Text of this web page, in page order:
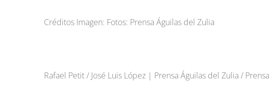
Créditos Imagen: Fotos: Prensa Águilas del Zulia
Rafael Petit / José Luis López | Prensa Águilas del Zulia /